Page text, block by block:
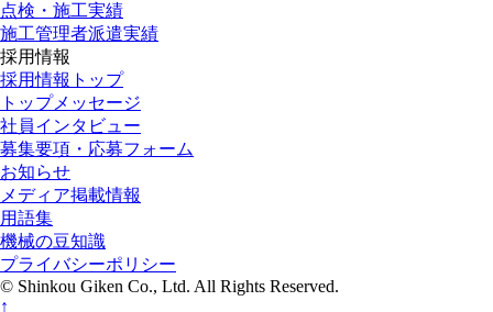
点検・施工実績
施工管理者派遣実績
採用情報
採用情報トップ
トップメッセージ
社員インタビュー
募集要項・応募フォーム
お知らせ
メディア掲載情報
用語集
機械の豆知識
プライバシーポリシー
© Shinkou Giken Co., Ltd. All Rights Reserved.
↑